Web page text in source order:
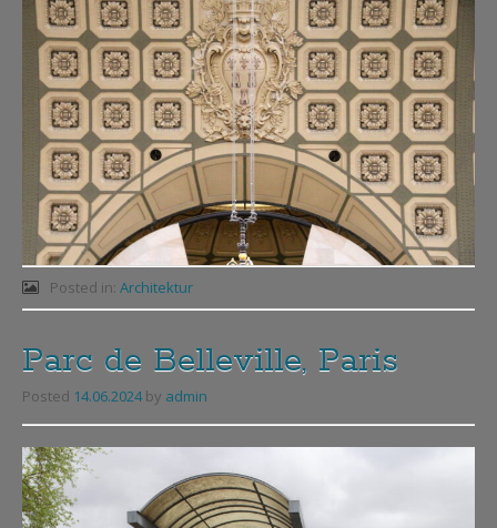
Posted in: Architektur
Parc de Belleville, Paris
Posted 14.06.2024 by admin